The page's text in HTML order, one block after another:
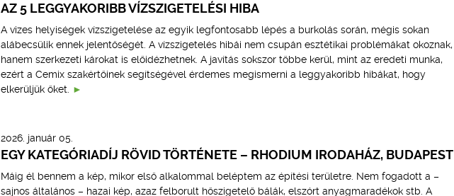
AZ 5 LEGGYAKORIBB VÍZSZIGETELÉSI HIBA
A vizes helyiségek vízszigetelése az egyik legfontosabb lépés a burkolás során, mégis sokan
alábecsülik ennek jelentőségét. A vízszigetelés hibái nem csupán esztétikai problémákat okoznak,
hanem szerkezeti károkat is előidézhetnek. A javítás sokszor többe kerül, mint az eredeti munka,
ezért a Cemix szakértőinek segítségével érdemes megismerni a leggyakoribb hibákat, hogy
elkerüljük őket.
2026. január 05.
EGY KATEGÓRIADÍJ RÖVID TÖRTÉNETE – RHODIUM IRODAHÁZ, BUDAPEST
Máig él bennem a kép, mikor első alkalommal beléptem az építési területre. Nem fogadott a –
sajnos általános – hazai kép, azaz felborult hőszigetelő bálák, elszórt anyagmaradékok stb. A